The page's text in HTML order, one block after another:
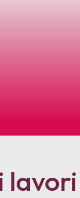
lavori